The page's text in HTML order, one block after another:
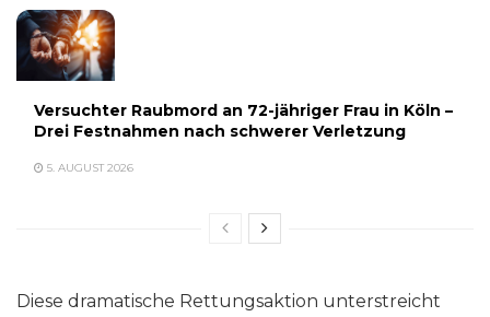
Versuchter Raubmord an 72-jähriger Frau in Köln –
Drei Festnahmen nach schwerer Verletzung
5. AUGUST 2026
Diese dramatische Rettungsaktion unterstreicht